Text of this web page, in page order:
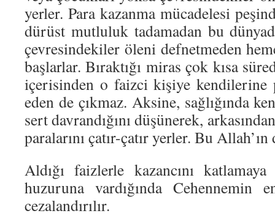
yerler. Para kazanma mücadelesi
dürüst mutluluk tadamadan bu
çevresindekiler öleni defnetmeden
başlarlar. Bıraktığı miras çok kısa
içerisinden o faizci kişiye kendilerine
eden de çıkmaz. Aksine, sağlığında
sert davrandığını düşünerek,
paralarını çatır-çatır yerler. Bu
Aldığı faizlerle kazancını
huzuruna vardığında Cehennemin
cezalandırılır.